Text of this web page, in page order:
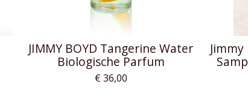
JIMMY BOYD Tangerine Water
Biologische Parfum
€ 36,00